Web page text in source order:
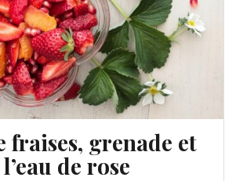
fraises, grenade et
de rose